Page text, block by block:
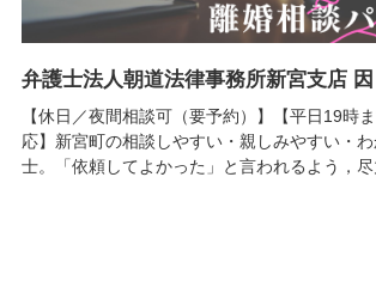
弁護士法人朝道法律事務所新宮支店
【休日／夜間相談可（要予約）】【平日19時
応】新宮町の相談しやすい・親しみやすい・
士。「依頼してよかった」と言われるよう，尽